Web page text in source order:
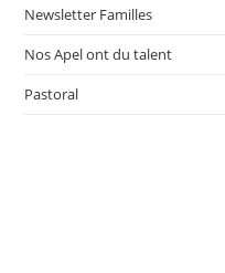
Newsletter Familles
Nos Apel ont du talent
Pastoral